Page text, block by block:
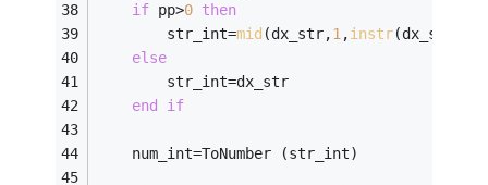
if pp>0 then
        str_int=
mid (dx_str,1,instr(dx_str,
else
        str_int=dx_str
end
if
    num_int=ToNumber (str_int)